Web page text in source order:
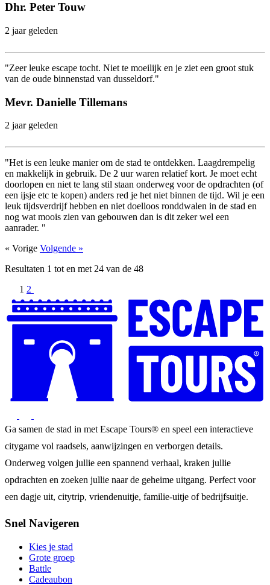
Dhr. Peter Touw
2 jaar geleden
"Zeer leuke escape tocht. Niet te moeilijk en je ziet een groot stuk
van de oude binnenstad van dusseldorf."
Mevr. Danielle Tillemans
2 jaar geleden
"Het is een leuke manier om de stad te ontdekken. Laagdrempelig
en makkelijk in gebruik. De 2 uur waren relatief kort. Je moet echt
doorlopen en niet te lang stil staan onderweg voor de opdrachten (of
een ijsje etc te kopen) anders red je het niet binnen de tijd. Wil je een
leuk tijdsverdrijf hebben en niet doelloos ronddwalen in de stad en
nog wat moois zien van gebouwen dan is dit zeker wel een
aanrader. "
« Vorige Volgende »
Resultaten 1 tot en met24 van de 48
1 2
Ga samen de stad in met Escape Tours® en speel een interactieve
citygame vol raadsels, aanwijzingen en verborgen details.
Onderweg volgen jullie een spannend verhaal, kraken jullie
opdrachten en zoeken jullie naar de geheime uitgang. Perfect voor
een dagje uit, citytrip, vriendenuitje, familie-uitje of bedrijfsuitje.
Snel Navigeren
Kies je stad
Grote groep
Battle
Cadeaubon